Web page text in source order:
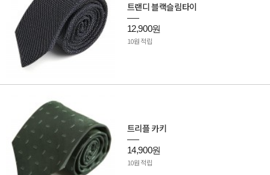
트랜디 블랙슬림타이
12,900원
10원 적립
트리플 카키
14,900원
10원 적립